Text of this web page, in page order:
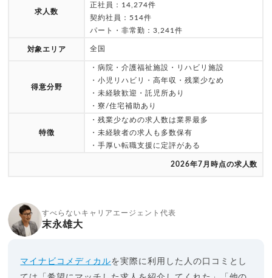
求人数
正社員：14,274件
契約社員：514件
パート・非常勤：3,241件
対象エリア 全国
得意分野
・病院・介護福祉施設・リハビリ施設
・小児リハビリ・高年収・残業少なめ
・未経験歓迎・託児所あり
・寮/住宅補助あり
特徴
・残業少なめの求人数は業界最多
・未経験者の求人も多数保有
・手厚い転職支援に定評がある
2026年7月時点の求人数
すべらないキャリアエージェント代表
末永雄大
マイナビコメディカルを実際に利用した人の口コミとし